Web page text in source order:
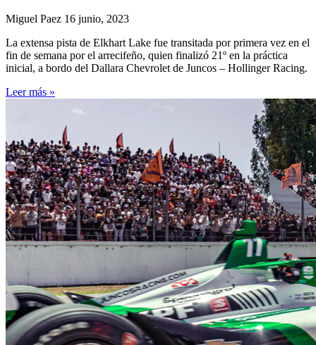
Miguel Paez 16 junio, 2023
La extensa pista de Elkhart Lake fue transitada por primera vez en el
fin de semana por el arrecifeño, quien finalizó 21º en la práctica
inicial, a bordo del Dallara Chevrolet de Juncos – Hollinger Racing.
Leer más »